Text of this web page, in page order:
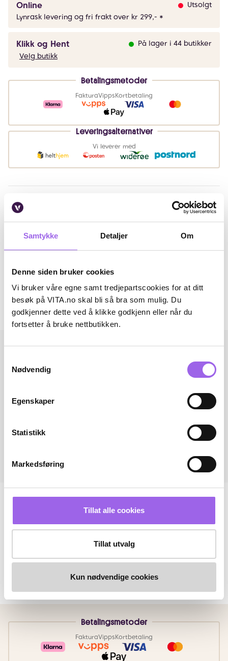
Samtykke Detaljer Om
Denne siden bruker cookies
Vi bruker våre egne samt tredjepartscookies for at ditt
besøk på VITA.no skal bli så bra som mulig. Du
godkjenner dette ved å klikke godkjenn eller når du
fortsetter å bruke nettbutikken.
Nødvendig
Egenskaper
Statistikk
Markedsføring
Tillat alle cookies
Tillat utvalg
Kun nødvendige cookies
Online
Utsolgt
Lynrask levering og fri frakt over kr 299,- *
Klikk og Hent
På lager i 44 butikker
Velg butikk
Betalingsmetoder
FakturaVippsKortbetaling
Leveringsalternativer
Vi leverer med
Bruk
Artikkelnummer: 365675
Omtaler
Andre har også kjøpt..
Betalingsmetoder
FakturaVippsKortbetaling